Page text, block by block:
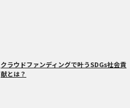
クラウドファンディングで叶うSDGs社会貢
献とは？